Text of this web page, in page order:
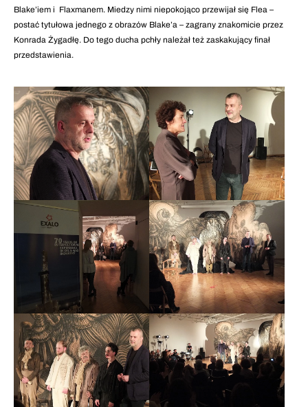
Blake’iem i Flaxmanem. Miedzy nimi niepokojąco przewijał się Flea –
postać tytułowa jednego z obrazów Blake’a – zagrany znakomicie przez
Konrada Żygadłę. Do tego ducha pchły należał też zaskakujący finał
przedstawienia.